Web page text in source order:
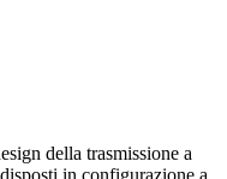
della trasmissione a